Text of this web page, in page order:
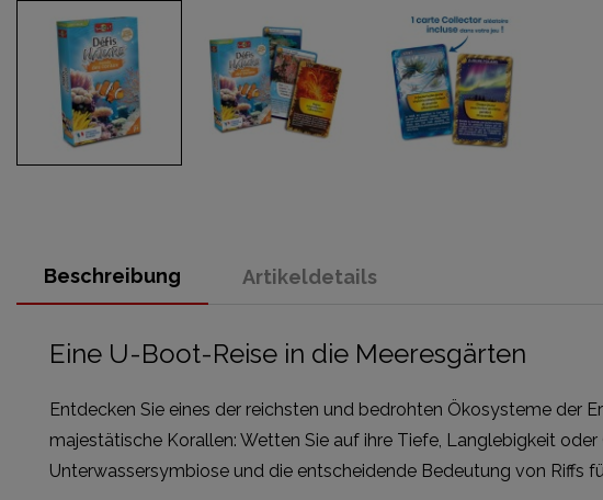
Beschreibung Artikeldetails
Eine U-Boot-Reise in die Meeresgärten
Entdecken Sie eines der reichsten und bedrohten Ökosysteme der
majestätische Korallen: Wetten Sie auf ihre Tiefe, Langlebigkeit
Unterwassersymbiose und die entscheidende Bedeutung von Riffs